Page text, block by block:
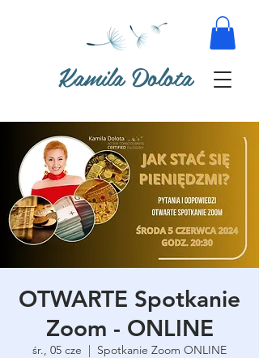
Kamila Dolota
OTWARTE Spotkanie
Zoom - ONLINE
śr., 05 cze
  |
Spotkanie Zoom ONLINE